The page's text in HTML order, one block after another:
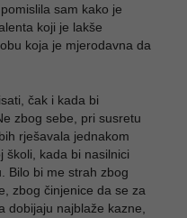
sam kako je
koji je lakše
koja je mjerodavna da
čak i kada bi
zbog sebe, pri susretu
rješavala jednakom
školi, kada bi nasilnici
Bilo bi me strah zbog
zbog činjenice da se za
dobijaju najblaže kazne,